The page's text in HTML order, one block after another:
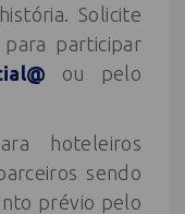
Solicite
participar
ou pelo
hoteleiros
sendo
prévio pelo